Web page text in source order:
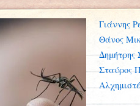
Γιάννης
Θάνος
Δημήτρης
Σταύρος